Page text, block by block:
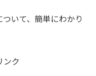
いて、簡単にわかり
ンク